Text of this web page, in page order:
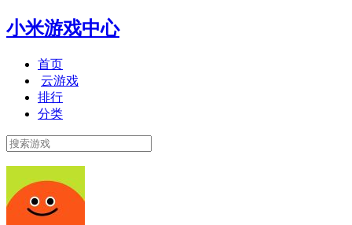
小米游戏中心
首页
云游戏
排行
分类